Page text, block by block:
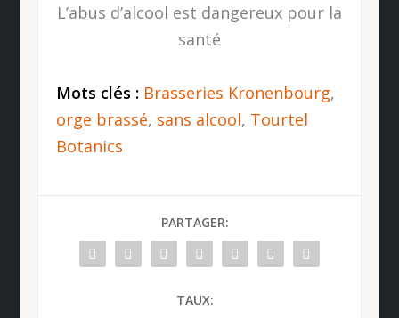
L’abus d’alcool est dangereux pour la
santé
Mots clés : Brasseries Kronenbourg,
orge brassé, sans alcool, Tourtel
Botanics
PARTAGER:
TAUX: